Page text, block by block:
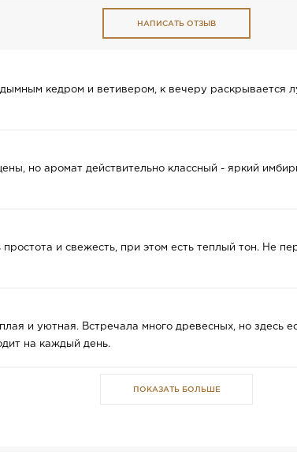
НАПИСАТЬ ОТЗЫВ
дымным кедром и ветивером, к вечеру
но аромат действительно классный - яркий
простота и свежесть, при этом есть теплый тон. Не
и уютная. Встречала много древесных, но здесь
на каждый день.
ПОКАЗАТЬ БОЛЬШЕ